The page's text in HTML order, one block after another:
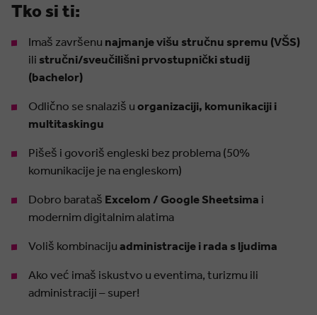
Tko si ti:
Imaš završenu najmanje višu stručnu spremu (VŠS)
ili stručni/sveučilišni prvostupnički studij
(bachelor)
Odlično se snalaziš u organizaciji, komunikaciji i
multitaskingu
Pišeš i govoriš engleski bez problema (50%
komunikacije je na engleskom)
Dobro barataš Excelom / Google Sheetsima i
modernim digitalnim alatima
Voliš kombinaciju administracije i rada s ljudima
Ako već imaš iskustvo u eventima, turizmu ili
administraciji – super!